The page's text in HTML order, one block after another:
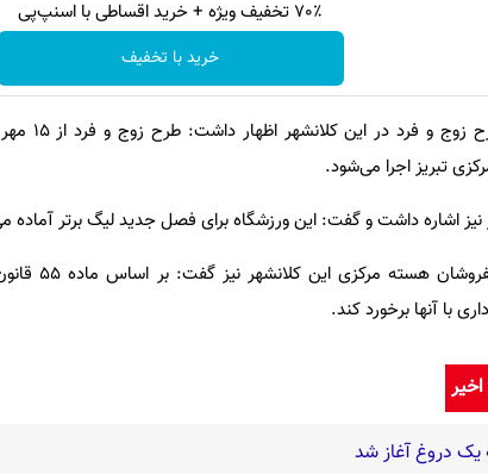
70٪ تخفیف ویژه + خرید اقساطی با اسنپ‌پی
خرید با تخفیف
فرماندار تبریز
تبریز اجرا می‌شود.
نیز اشاره داشت و گفت: این ورزشگاه برای فصل جدید لیگ برتر آماده
فرماندار تبریز در خصوص
با آنها برخورد کند.
یک دروغ آغاز شد